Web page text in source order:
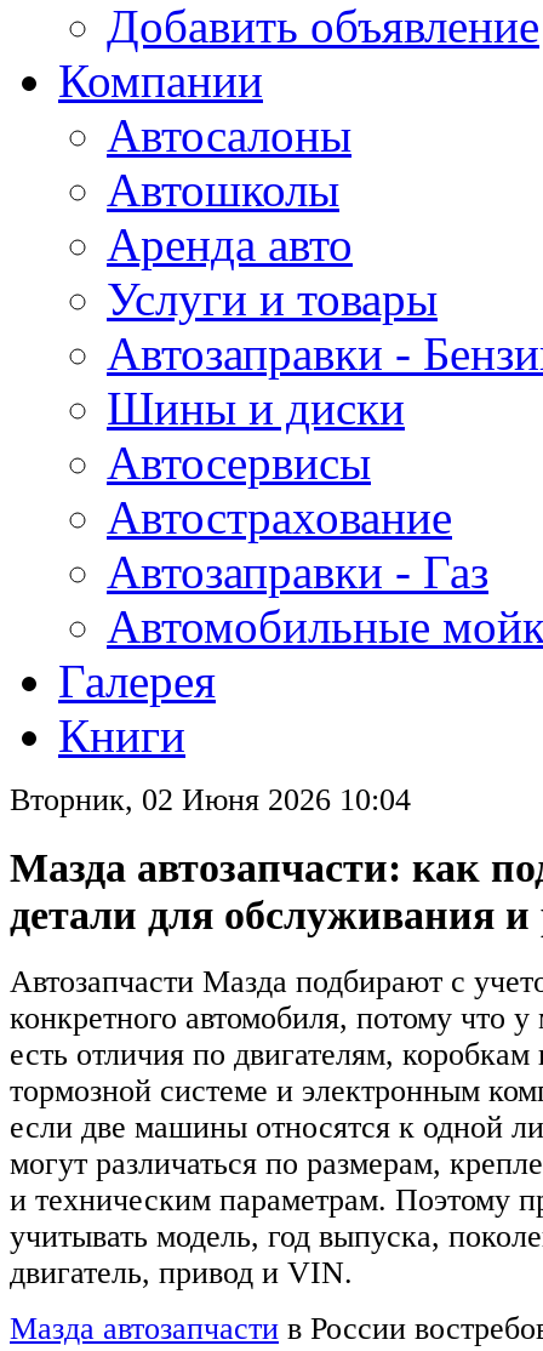
Добавить объявление
Компании
Автосалоны
Автошколы
Аренда авто
Услуги и товары
Автозаправки -
Шины и диски
Автосервисы
Автострахование
Автозаправки - Газ
Автомобильные
Галерея
Книги
Вторник, 02 Июня 2026 10:04
Мазда автозапчасти: как
детали для обслуживания и
Автозапчасти Мазда подбирают с
конкретного автомобиля, потому что
есть отличия по двигателям, коробкам
тормозной системе и электронным
если две машины относятся к одной
могут различаться по размерам,
и техническим параметрам. Поэтому
учитывать модель, год выпуска,
двигатель, привод и VIN.
Мазда автозапчасти в России